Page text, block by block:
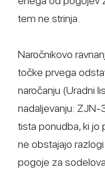
tem ne strinja.
Naročnikovo
točke prvega
naročanju (Uradni
nadaljevanju: ZJN-
tista ponudba, ki jo
ne obstajajo
pogoje za